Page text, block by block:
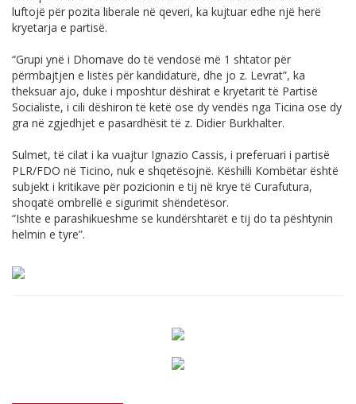
luftojë për pozita liberale në qeveri, ka kujtuar edhe një herë
kryetarja e partisë.
“Grupi ynë i Dhomave do të vendosë më 1 shtator për
përmbajtjen e listës për kandidaturë, dhe jo z. Levrat”, ka
theksuar ajo, duke i mposhtur dëshirat e kryetarit të Partisë
Socialiste, i cili dëshiron të ketë ose dy vendës nga Ticina ose dy
gra në zgjedhjet e pasardhësit të z. Didier Burkhalter.
Sulmet, të cilat i ka vuajtur Ignazio Cassis, i preferuari i partisë
PLR/FDO në Ticino, nuk e shqetësojnë. Këshilli Kombëtar është
subjekt i kritikave për pozicionin e tij në krye të Curafutura,
shoqatë ombrellë e sigurimit shëndetësor.
“Ishte e parashikueshme se kundërshtarët e tij do ta pështynin
helmin e tyre”.